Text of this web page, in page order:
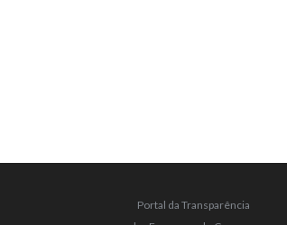
Portal da Transparência